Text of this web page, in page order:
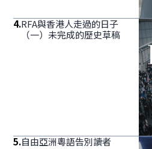
4.RFA與香港人走過的日子
（一）未完成的歷史草稿
5.自由亞洲粵語告別讀者